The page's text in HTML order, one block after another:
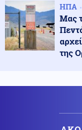
«Ανήσυχο
Πολιτική
ΣΥΡΙΖΑ για
με έναν
Οι
της
ΗΠΑ
Μας
της